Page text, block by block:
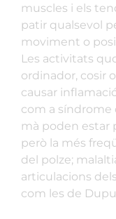
muscles i els
patir qualsevol
moviment o
Les activitats
ordinador, cosir
causar
com a síndrome
mà poden estar
però la més
del polze;
articulacions
com les de